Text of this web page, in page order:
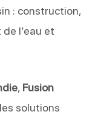
: construction,
l’eau et
, Fusion
solutions